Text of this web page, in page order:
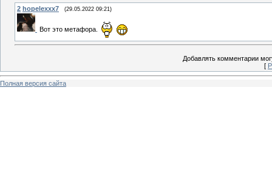
2 hopelexxx7 (29.05.2022 09:21)
Вот это метафора.
Добавлять комментарии
[
Полная версия сайта